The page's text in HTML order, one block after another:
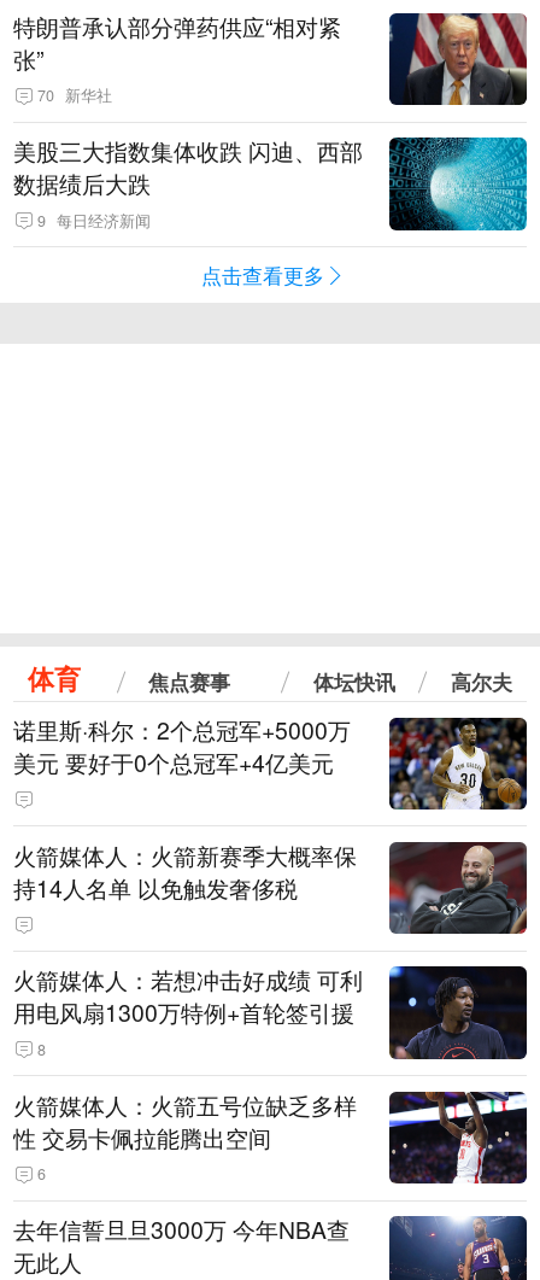
特朗普承认部分弹药供应“相对紧
张”
70 新华社
美股三大指数集体收跌 闪迪、西部
数据绩后大跌
9 每日经济新闻
点击查看更多
体育 焦点赛事 体坛快讯 高尔夫
诺里斯·科尔：2个总冠军+5000万
美元 要好于0个总冠军+4亿美元
火箭媒体人：火箭新赛季大概率保
持14人名单 以免触发奢侈税
火箭媒体人：若想冲击好成绩 可利
用电风扇1300万特例+首轮签引援
8
火箭媒体人：火箭五号位缺乏多样
性 交易卡佩拉能腾出空间
6
去年信誓旦旦3000万 今年NBA查
无此人